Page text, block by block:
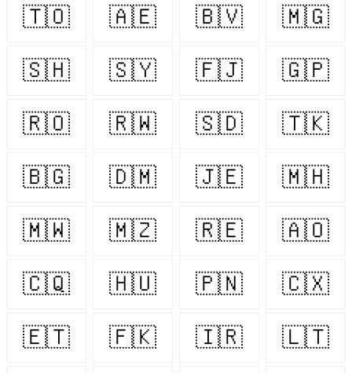
🇹🇴 🇦🇪 🇧🇻 🇲🇬
🇸🇭 🇸🇾 🇫🇯 🇬🇵
🇷🇴 🇷🇼 🇸🇩 🇹🇰
🇧🇬 🇩🇲 🇯🇪 🇲🇭
🇲🇼 🇲🇿 🇷🇪 🇦🇴
🇨🇶 🇭🇺 🇵🇳 🇨🇽
🇪🇹 🇫🇰 🇮🇷 🇱🇹